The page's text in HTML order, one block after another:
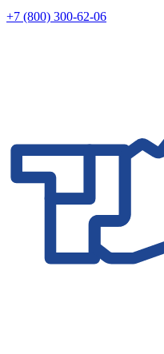
+7 (800) 300-62-06